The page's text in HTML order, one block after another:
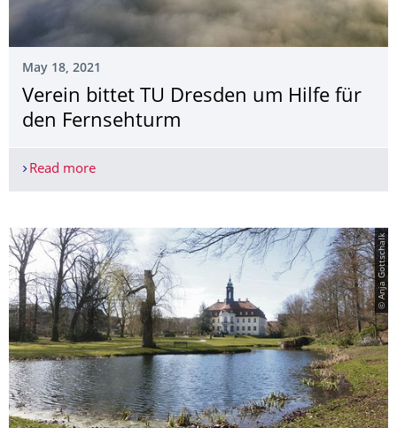
May 18, 2021
Verein bittet TU Dresden um Hilfe für
den Fernsehturm
Read moreVerein bittet TU Dresden um Hilfe für den
© Anja Gottschalk